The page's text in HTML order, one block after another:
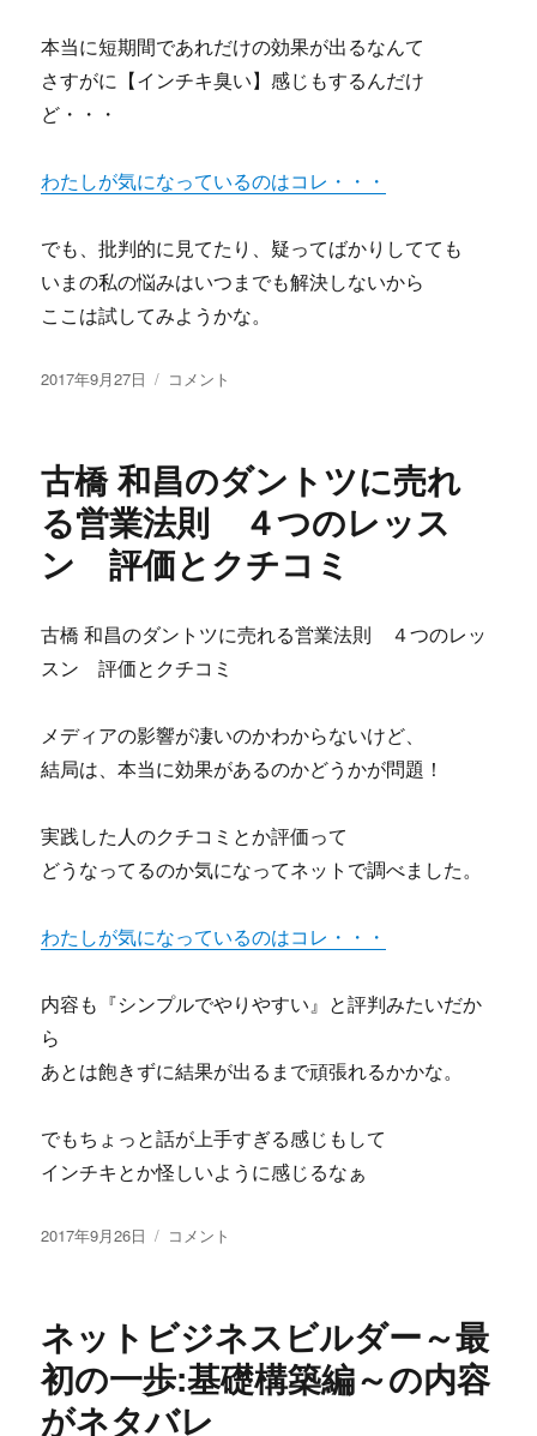
ー
に
本当に短期間であれだけの効果が出るなんて
さすがに【インチキ臭い】感じもするんだけ
ど・・・
わたしが気になっているのはコレ・・・
でも、批判的に見てたり、疑ってばかりしてても
いまの私の悩みはいつまでも解決しないから
ここは試してみようかな。
投
2017年9月27日
一
法
人
ワ
ン
ピ
ス
ロ
ェ
ク
ト
漫
ワ
ピ
ー
は、
れ
か
の
時
代
ビ
バ
イ
ブ
ル
コメント
古橋 和昌のダントツに売れ
る営業法則 ４つのレッス
ン 評価とクチコミ
古橋 和昌のダントツに売れる営業法則 ４つのレッ
スン 評価とクチコミ
メディアの影響が凄いのかわからないけど、
結局は、本当に効果があるのかどうかが問題！
実践した人のクチコミとか評価って
どうなってるのか気になってネットで調べました。
わたしが気になっているのはコレ・・・
内容も『シンプルでやりやすい』と評判みたいだか
ら
あとは飽きずに結果が出るまで頑張れるかかな。
でもちょっと話が上手すぎる感じもして
インチキとか怪しいように感じるなぁ
投
2017年9月26日
古
の
ダ
ン
ト
コメント
ネットビジネスビルダー～最
初の一歩:基礎構築編～の内容
がネタバレ